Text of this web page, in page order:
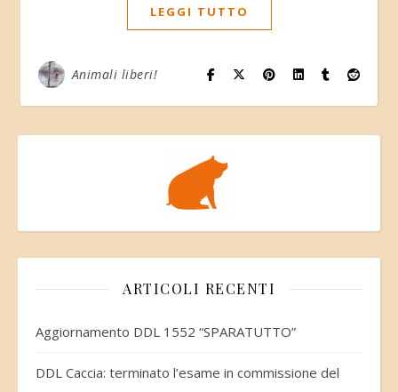
LEGGI TUTTO
Animali liberi!
ARTICOLI RECENTI
Aggiornamento DDL 1552 “SPARATUTTO”
DDL Caccia: terminato l’esame in commissione del